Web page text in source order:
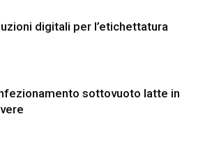
digitali per l’etichettatura
sottovuoto latte in